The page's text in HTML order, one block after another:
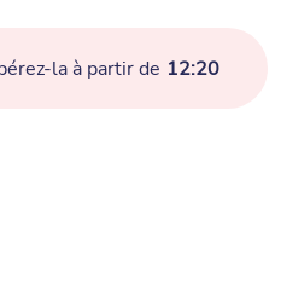
la à partir de 12:20